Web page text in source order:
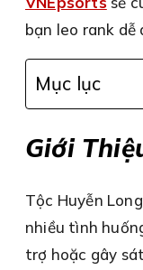
bạn leo rank dễ
Mục lục
Giới
Tộc Huyễn
nhiều tình
trợ hoặc gây